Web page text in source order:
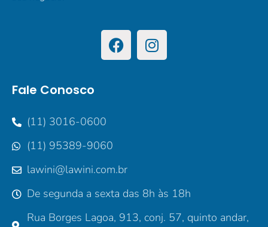
Fale Conosco
(11) 3016-0600
(11) 95389-9060
lawini@lawini.com.br
De segunda a sexta das 8h às 18h
Rua Borges Lagoa, 913, conj. 57, quinto andar,